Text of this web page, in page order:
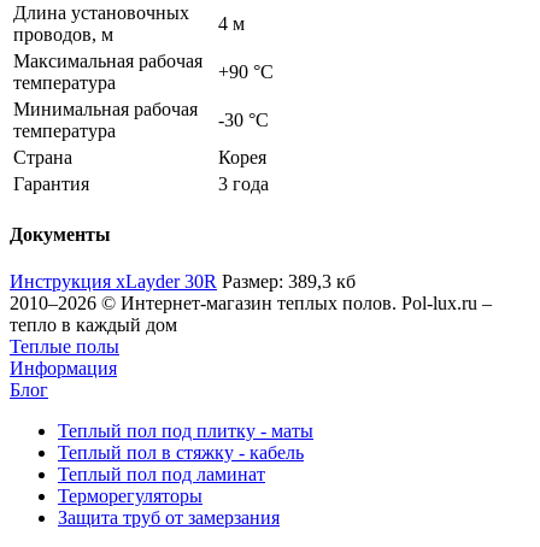
Длина установочных
проводов, м
4 м
Максимальная рабочая
температура
+90 °С
Минимальная рабочая
температура
-30 °С
Страна
Корея
Гарантия
3 года
Документы
Инструкция xLayder 30R Размер: 389,3 кб
2010–2026 © Интернет-магазин теплых полов. Pol-lux.ru –
тепло в каждый дом
Теплые полы
Информация
Блог
Теплый пол под плитку - маты
Теплый пол в стяжку - кабель
Теплый пол под ламинат
Терморегуляторы
Защита труб от замерзания